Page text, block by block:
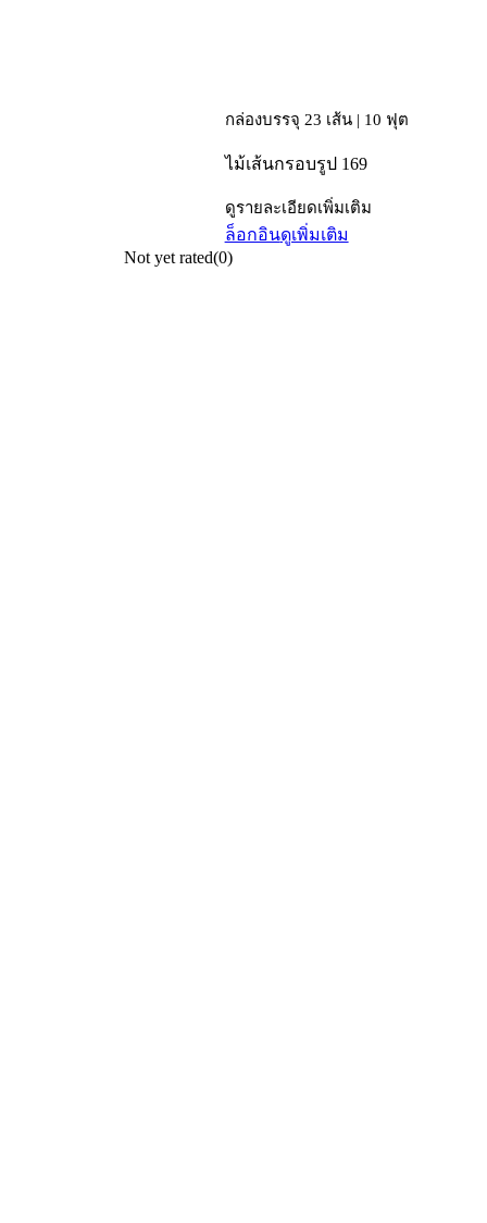
กล่องบรรจุ 23 เส้น | 10 ฟุต
ไม้เส้นกรอบรูป 169
ดูรายละเอียดเพิ่มเติม
ล็อกอินดูเพิ่มเติม
Not yet rated(0)